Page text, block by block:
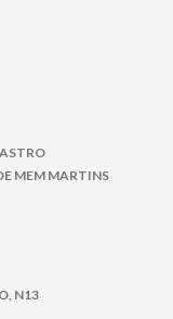
MEM MARTINS
N13